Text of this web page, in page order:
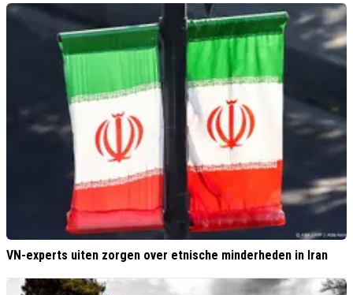
VN-experts uiten zorgen over etnische minderheden in Iran